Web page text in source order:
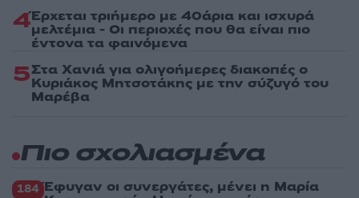
4Έρχεται τριήμερο με 40άρια και ισχυρά
μελτέμια - Οι περιοχές που θα είναι πιο
έντονα τα φαινόμενα
5Στα Χανιά για ολιγοήμερες διακοπές ο
Κυριάκος Μητσοτάκης με την σύζυγό του
Μαρέβα
Πιο σχολιασμένα
184 Έφυγαν οι συνεργάτες, μένει η Μαρία